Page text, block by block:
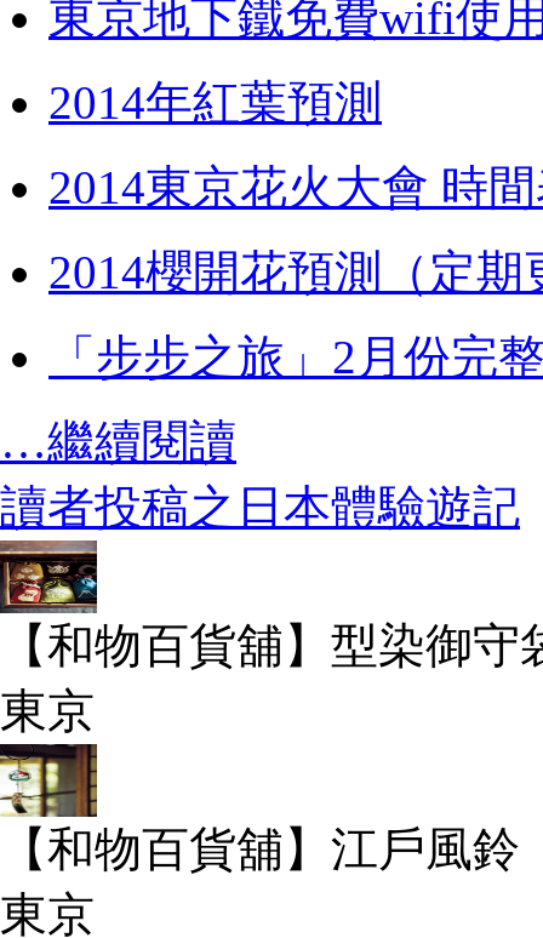
東京地下鐵免費wifi使
2014年紅葉預測
2014東京花火大會 時
2014櫻開花預測（定期
「步步之旅」2月份完
…繼續閱讀
讀者投稿之日本體驗遊記
【和物百貨舖】型染御守
東京
【和物百貨舖】江戶風鈴
東京